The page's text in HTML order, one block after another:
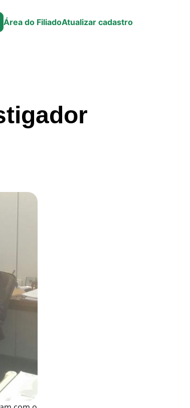
Área do FiliadoAtualizar cadastro